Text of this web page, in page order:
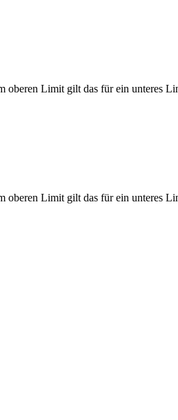
Limit gilt das für ein unteres
Limit gilt das für ein unteres